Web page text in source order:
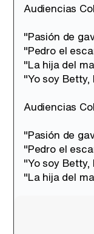
Audiencias
"Pasión de
"Pedro el
"La hija del
"Yo soy
Audiencias
"Pasión de
"Pedro el
"Yo soy
"La hija del